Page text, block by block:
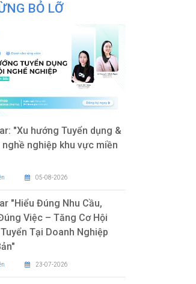
BỎ LỠ
"Xu hướng Tuyển dụng &
nghề nghiệp khu vực miền
05-08-2026
"Hiểu Đúng Nhu Cầu,
Việc – Tăng Cơ Hội
Tại Doanh Nghiệp
23-07-2026